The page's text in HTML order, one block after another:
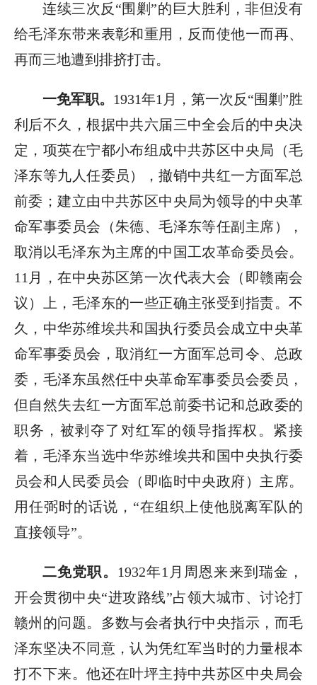
连续三次反“围剿”的巨大胜利，非但没有
给毛泽东带来表彰和重用，反而使他一而再、
再而三地遭到排挤打击。
一免军职。 1931年1月，第一次反“围剿”胜
利后不久，根据中共六届三中全会后的中央决
定，项英在宁都小布组成中共苏区中央局（毛
泽东等九人任委员），撤销中共红一方面军总
前委；建立由中共苏区中央局为领导的中央革
命军事委员会（朱德、毛泽东等任副主席），
取消以毛泽东为主席的中国工农革命委员会。
11月，在中央苏区第一次代表大会（即赣南会
议）上，毛泽东的一些正确主张受到指责。不
久，中华苏维埃共和国执行委员会成立中央革
命军事委员会，取消红一方面军总司令、总政
委，毛泽东虽然任中央革命军事委员会委员，
但自然失去红一方面军总前委书记和总政委的
职务，被剥夺了对红军的领导指挥权。紧接
着，毛泽东当选中华苏维埃共和国中央执行委
员会和人民委员会（即临时中央政府）主席。
用任弼时的话说，“在组织上使他脱离军队的
直接领导”。
二免党职。 1932年1月周恩来来到瑞金，
开会贯彻中央“进攻路线”占领大城市、讨论打
赣州的问题。多数与会者执行中央指示，而毛
泽东坚决不同意，认为凭红军当时的力量根本
打不下来。他还在叶坪主持中共苏区中央局会